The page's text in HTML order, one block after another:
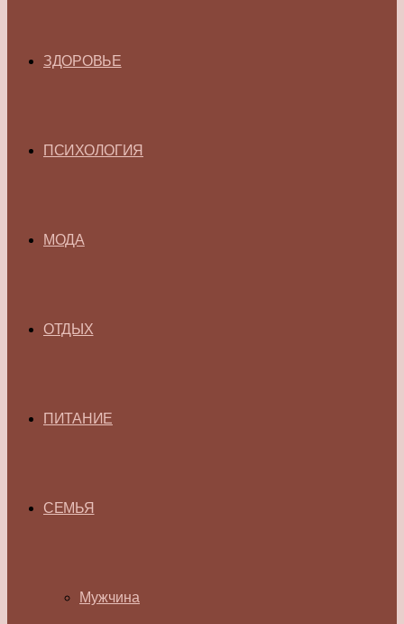
ЗДОРОВЬЕ
ПСИХОЛОГИЯ
МОДА
ОТДЫХ
ПИТАНИЕ
СЕМЬЯ
Мужчина